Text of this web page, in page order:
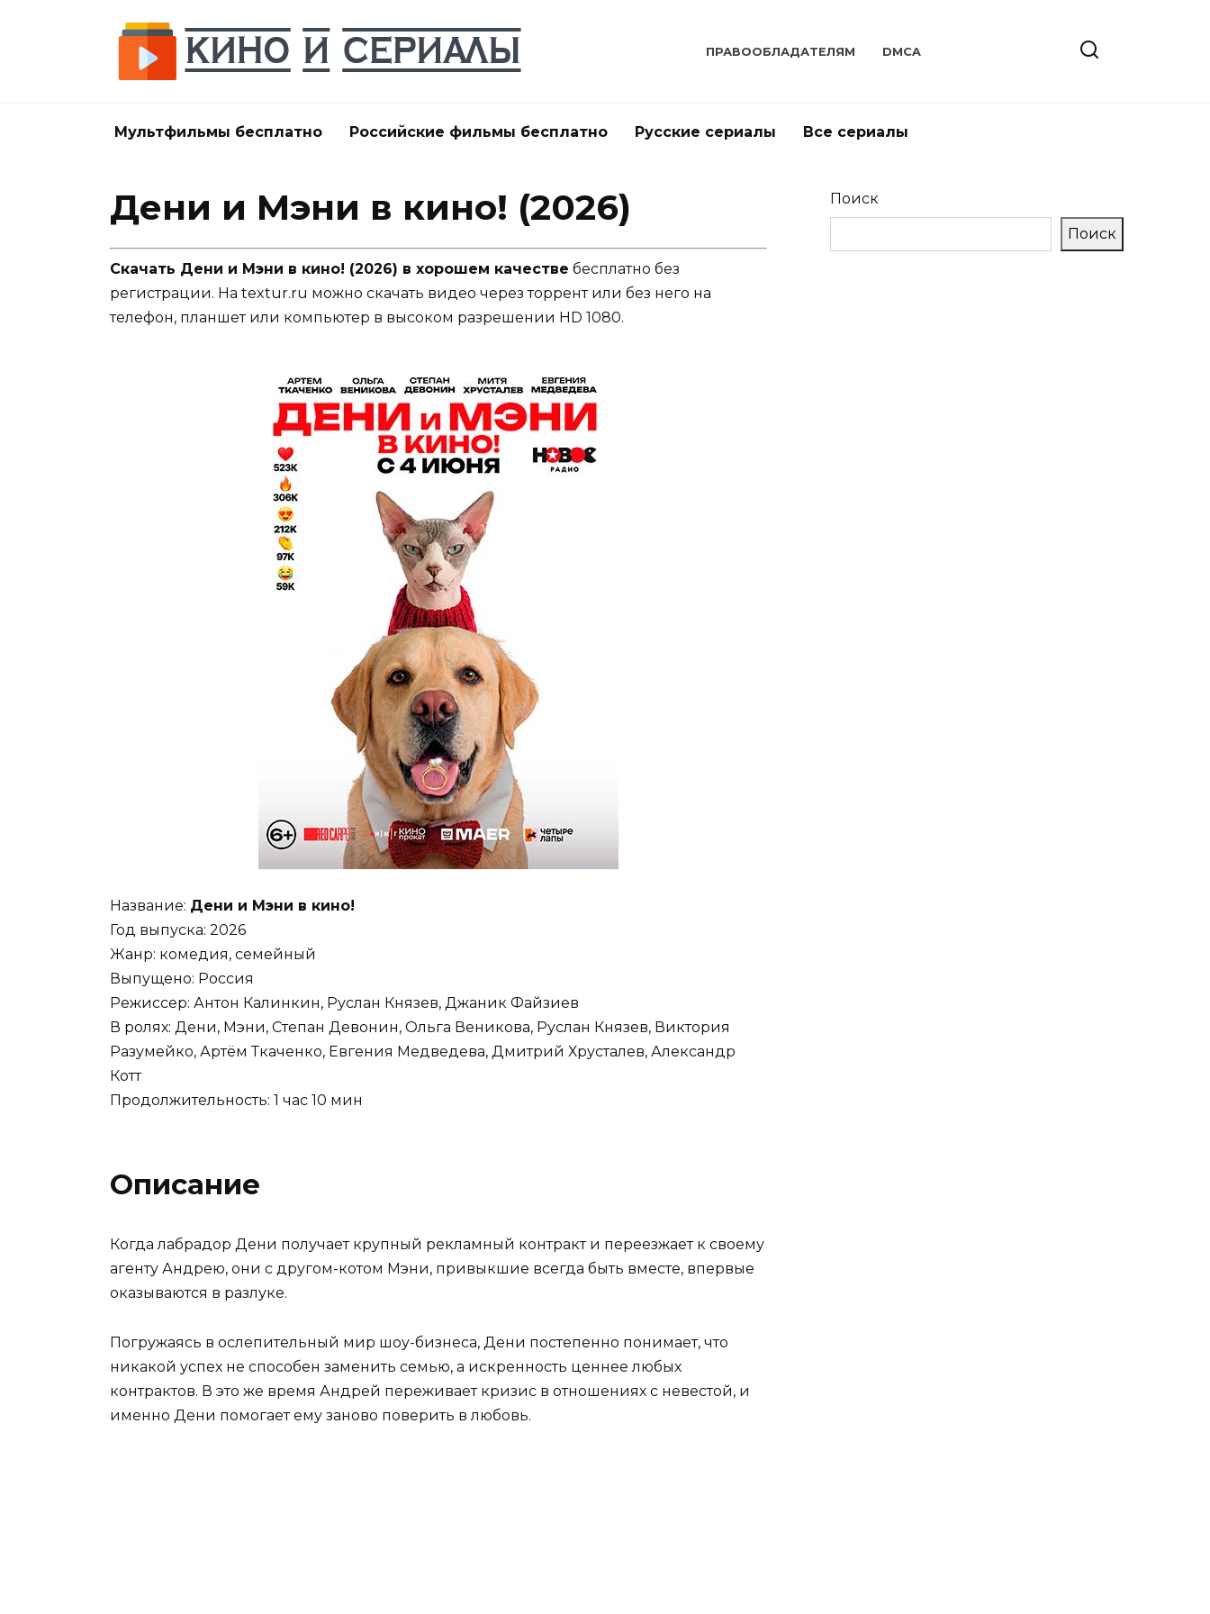
ПРАВООБЛАДАТЕЛЯМ DMCA
Мультфильмы бесплатно Российские фильмы бесплатно Русские сериалы Все сериалы
Дени и Мэни в кино! (2026)
Скачать Дени и Мэни в кино! (2026) в хорошем качестве бесплатно без
регистрации. На textur.ru можно скачать видео через торрент или без него на
телефон, планшет или компьютер в высоком разрешении HD 1080.
Название: Дени и Мэни в кино!
Год выпуска: 2026
Жанр: комедия, семейный
Выпущено: Россия
Режиссер: Антон Калинкин, Руслан Князев, Джаник Файзиев
В ролях: Дени, Мэни, Степан Девонин, Ольга Веникова, Руслан Князев, Виктория
Разумейко, Артём Ткаченко, Евгения Медведева, Дмитрий Хрусталев, Александр
Котт
Продолжительность: 1 час 10 мин
Описание
Когда лабрадор Дени получает крупный рекламный контракт и переезжает к своему
агенту Андрею, они с другом-котом Мэни, привыкшие всегда быть вместе, впервые
оказываются в разлуке.
Погружаясь в ослепительный мир шоу-бизнеса, Дени постепенно понимает, что
никакой успех не способен заменить семью, а искренность ценнее любых
контрактов. В это же время Андрей переживает кризис в отношениях с невестой, и
именно Дени помогает ему заново поверить в любовь.
Поиск
Поиск